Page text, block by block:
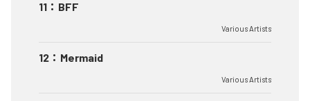
11 ： BFF
Various Artists
12 ： Mermaid
Various Artists